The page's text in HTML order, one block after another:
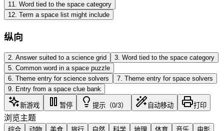
11. Word tied to the space category
12. Term a space list might include
纵向
2 Answer suited to a science grid 3 Word tied to the space category
5 Common word in a space puzzle
6 Theme entry for science solvers 7 Theme entry for space solvers
9 Entry from a space clue bank
新游戏 暂停 提示（0/3） 自动移动 打印
浏览主题